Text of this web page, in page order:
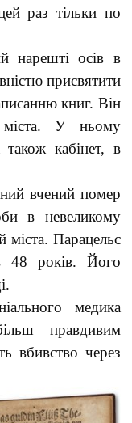
раз тільки по
нарешті осів в
присвятити
книг. Він
У ньому
також кабінет, в
вчений помер
в невеликому
міста. Парацельс
48 років. Його
медика
правдивим
вбивство через